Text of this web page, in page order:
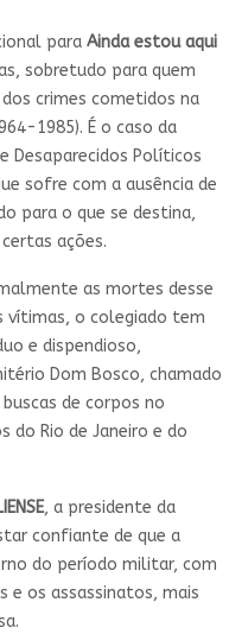
para Ainda estou aqui
sobretudo para quem
crimes cometidos na
1985). É o caso da
Desaparecidos Políticos
sofre com a ausência de
para o que se destina,
ações.
as mortes desse
vítimas, o colegiado tem
e dispendioso,
Dom Bosco, chamado
de corpos no
do Rio de Janeiro e do
, a presidente da
confiante de que a
do período militar, com
e os assassinatos, mais